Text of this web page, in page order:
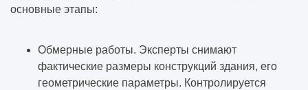
основные этапы:
Обмерные работы. Эксперты снимают
фактические размеры конструкций здания, его
геометрические параметры. Контролируется